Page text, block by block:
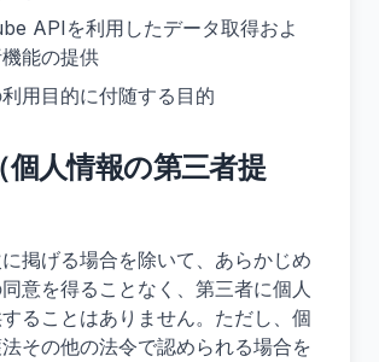
APIを利用したデータ取得およ
能の提供
用目的に付随する目的
人情報の第三者提
掲げる場合を除いて、あらかじめ
意を得ることなく、第三者に個人
ることはありません。ただし、個
その他の法令で認められる場合を